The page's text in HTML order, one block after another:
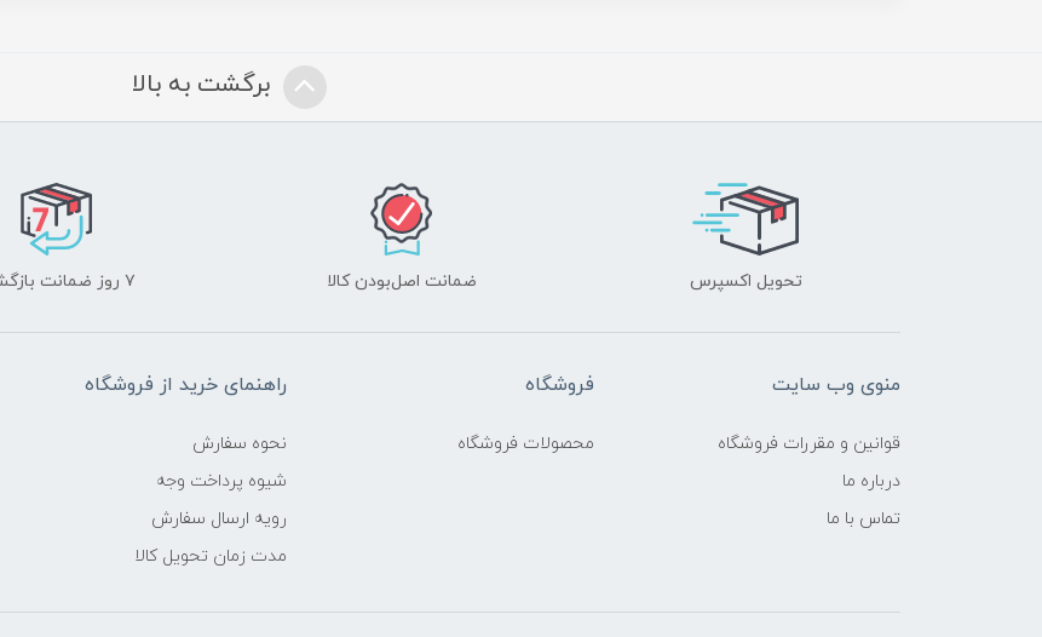
برگشت به بالا
تحویل اکسپرس ضمانت اصل‌بودن کالا ۷ روز ضمانت بازگشت
منوی وب سایت
قوانین و مقررات فروشگاه
درباره ما
تماس با ما
فروشگاه
محصولات فروشگاه
راهنمای خرید از فروشگاه
نحوه سفارش
شیوه پرداخت وجه
رویه ارسال سفارش
مدت زمان تحویل کالا